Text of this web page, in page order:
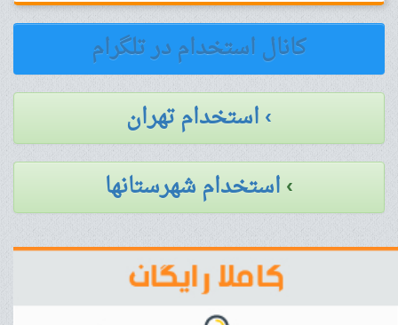
کانال استخدام در تلگرام
› استخدام تهران
›استخدام شهرستانها